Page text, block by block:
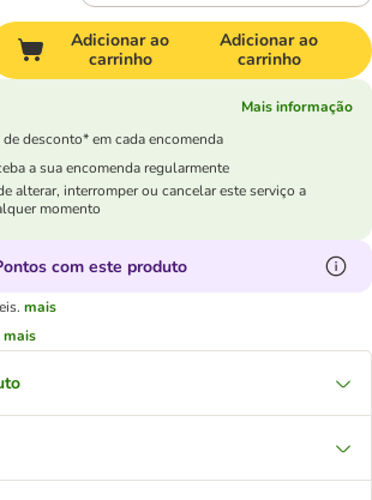
Adicionar ao
carrinho
Adicionar ao
carrinho
Mais informação
de desconto* em cada encomenda
a sua encomenda regularmente
alterar, interromper ou cancelar este serviço a
momento
com este produto
mais
mais